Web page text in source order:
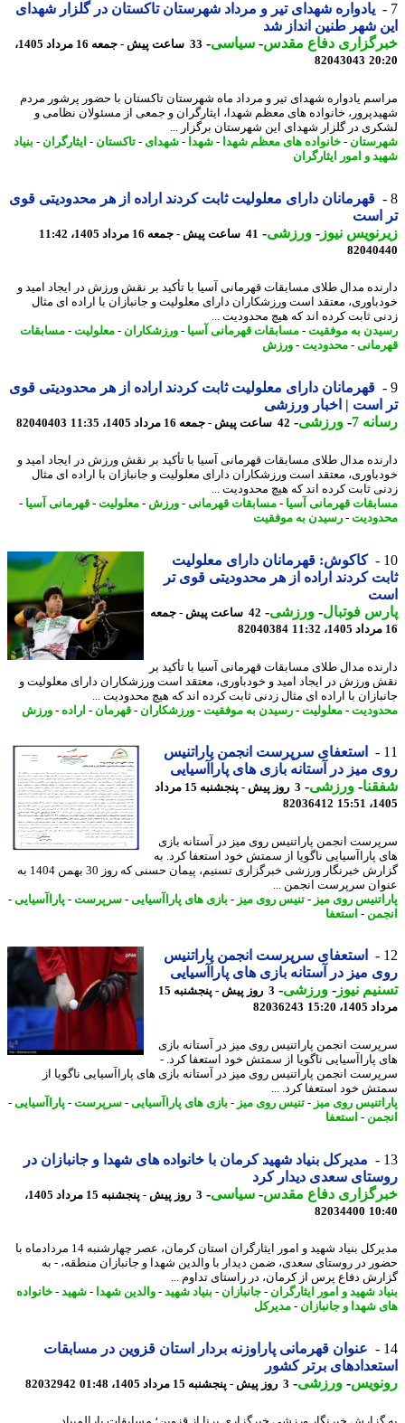
یادواره شهدای تیر و مرداد شهرستان تاکستان در گلزار شهدای
شهر طنین انداز شد
دفاع مقدس-سیاسی-
33 ساعت پیش - جمعه 16 مرداد 1405،
82043043
یادواره شهدای تیر و مرداد ماه شهرستان تاکستان با حضور پرشور مردم
خانواده های معظم شهدا، ایثارگران و جمعی از مسئولان نظامی و
در گلزار شهدای این شهرستان برگزار ...
-خانواده های معظم شهدا-شهدا-شهدای- تاکستان-ایثارگران-
بنیاد
و امور ایثارگران
قهرمانان دارای معلولیت ثابت کردند اراده از هر محدودیتی قوی
است
نیوز-ورزشی-41 ساعت پیش - جمعه 16 مرداد 1405، 11:42
مدال طلای مسابقات قهرمانی آسیا با تأکید بر نقش ورزش در ایجاد امید و
معتقد است ورزشکاران دارای معلولیت و جانبازان با اراده ای مثال
ثابت کرده اند که هیچ محدودیت ...
به موفقیت-مسابقات قهرمانی آسیا -ورزشکاران- معلولیت-مسابقات
-محدودیت-ورزش
قهرمانان دارای معلولیت ثابت کردند اراده از هر محدودیتی قوی
است | اخبار ورزشی
7
-ورزشی-42 ساعت پیش - جمعه 16 مرداد 1405، 11:35 82040403
مدال طلای مسابقات قهرمانی آسیا با تأکید بر نقش ورزش در ایجاد امید و
معتقد است ورزشکاران دارای معلولیت و جانبازان با اراده ای مثال
ثابت کرده اند که هیچ محدودیت ...
قهرمانی آسیا -مسابقات قهرمانی-ورزش -معلولیت-قهرمانی آسیا -
-رسیدن به موفقیت
کاکوش: قهرمانان دارای معلولیت
کردند اراده از هر محدودیتی قوی تر
فوتبال-ورزشی-
42 ساعت پیش - جمعه
82040384
مدال طلای مسابقات قهرمانی آسیا با تأکید بر
ورزش در ایجاد امید و خودباوری، معتقد است ورزشکاران دارای معلولیت و
با اراده ای مثال زدنی ثابت کرده اند که هیچ محدودیت ...
-معلولیت-رسیدن به موفقیت-ورزشکاران- قهرمان -اراده - ورزش
استعفای سرپرست انجمن پاراتنیس
میز در آستانه بازی های پاراآسیایی
-ورزشی-
3 روز پیش - پنجشنبه 15 مرداد
82036412
انجمن پاراتنیس روی میز در آستانه بازی
پاراآسیایی ناگویا از سمتش خود استعفا کرد. به
گزارش خبرنگار ورزشی خبرگزاری تسنیم، پیمان حسنی که روز 30 بهمن 1404 به
سرپرست انجمن ...
روی میز-تنیس روی میز-بازی های پاراآسیایی-سرپرست -پاراآسیایی-
-استعفا
استعفای سرپرست انجمن پاراتنیس
میز در آستانه بازی های پاراآسیایی
نیوز-ورزشی-
3 روز پیش - پنجشنبه 15
15:20
82036243
انجمن پاراتنیس روی میز در آستانه بازی
پاراآسیایی ناگویا از سمتش خود استعفا کرد. -
انجمن پاراتنیس روی میز در آستانه بازی های پاراآسیایی ناگویا از
خود استعفا کرد. ...
روی میز-تنیس روی میز-بازی های پاراآسیایی-سرپرست -پاراآسیایی-
-استعفا
مدیرکل بنیاد شهید کرمان با خانواده های شهدا و جانبازان در
سعدی دیدار کرد
دفاع مقدس-سیاسی-
3 روز پیش - پنجشنبه 15 مرداد 1405،
82034400
مدیرکل بنیاد شهید و امور ایثارگران استان کرمان، عصر چهارشنبه 14 مردادماه با
در روستای سعدی، ضمن دیدار با والدین شهدا و جانبازان منطقه، - به
دفاع پرس از کرمان، در راستای تداوم ...
شهید و امور ایثارگران- جانبازان- بنیاد شهید-والدین شهدا-شهید-خانواده
شهدا و جانبازان- مدیرکل
عنوان قهرمانی پاراوزنه بردار استان قزوین در مسابقات
برتر کشور
-ورزشی-3 روز پیش - پنجشنبه 15 مرداد 1405، 01:48 82032942